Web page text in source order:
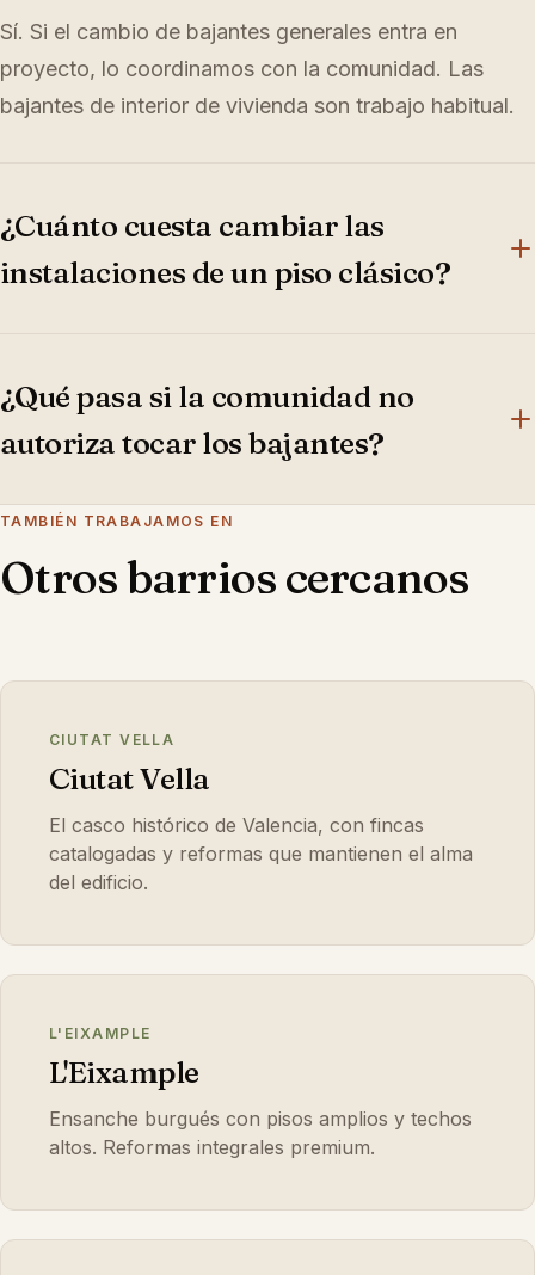
Sí. Si el cambio de bajantes generales entra en
proyecto, lo coordinamos con la comunidad. Las
bajantes de interior de vivienda son trabajo habitual.
¿Cuánto cuesta cambiar las
instalaciones de un piso clásico?
climatización por conductos en un piso de 90-110 m²
durante décadas.
¿Qué pasa si la comunidad no
autoriza tocar los bajantes?
Adaptamos el proyecto a lo que se puede tocar en
interior. Lo aclaramos en la primera visita.
TAMBIÉN TRABAJAMOS EN
Otros barrios cercanos
CIUTAT VELLA
Ciutat Vella
El casco histórico de Valencia, con fincas
catalogadas y reformas que mantienen el alma
del edificio.
L'EIXAMPLE
L'Eixample
Ensanche burgués con pisos amplios y techos
altos. Reformas integrales premium.